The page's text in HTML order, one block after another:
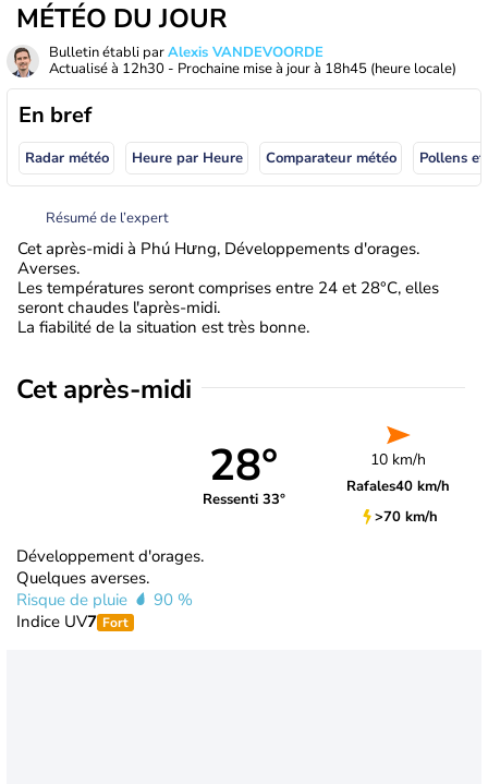
MÉTÉO DU JOUR
Bulletin établi parAlexis VANDEVOORDE
Actualisé à 12h30 - Prochaine mise à jour à 18h45 (heure locale)
En bref
Radar météo Heure par Heure Comparateur météo Pollens
Résumé de l’expert
Cet après-midi à Phú Hưng, Développements d'orages.
Averses.
Les températures seront comprises entre 24 et 28°C, elles
seront chaudes l'après-midi.
La fiabilité de la situation est très bonne.
Cet après-midi
28°
Ressenti 33°
10 km/h
Rafales40 km/h
>70 km/h
Développement d'orages.
Quelques averses.
Risque de pluie
90 %
Indice UV7 Fort